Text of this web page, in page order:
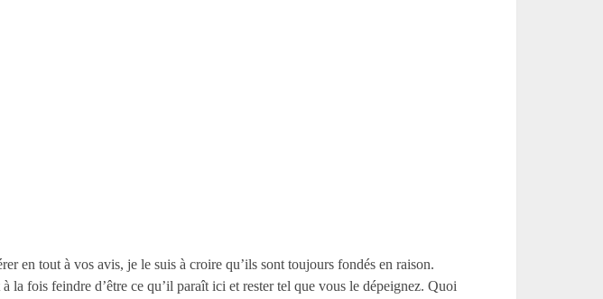
en tout à vos avis, je le suis à croire qu’ils sont toujours fondés en raison.
fois feindre d’être ce qu’il paraît ici et rester tel que vous le dépeignez. Quoi